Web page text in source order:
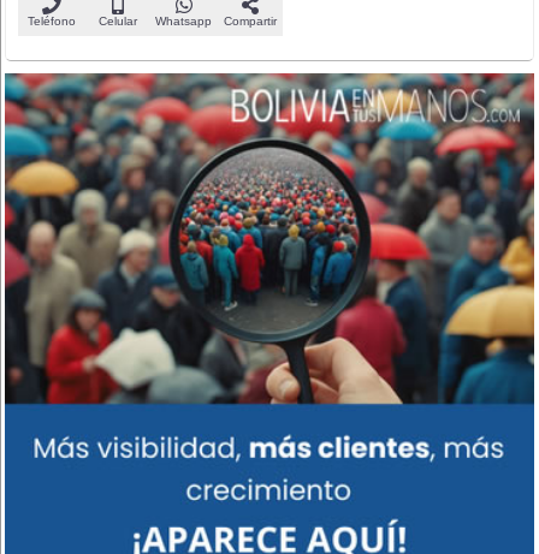
Teléfono Celular Whatsapp Compartir